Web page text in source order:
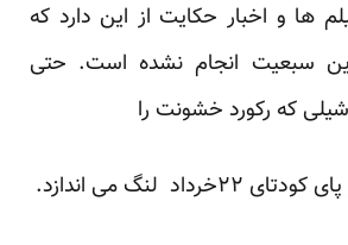
ها و اخبار حکایت از این دارد که
سبعیت انجام نشده است. حتی
که رکورد خشونت را
لنگ می اندازد.